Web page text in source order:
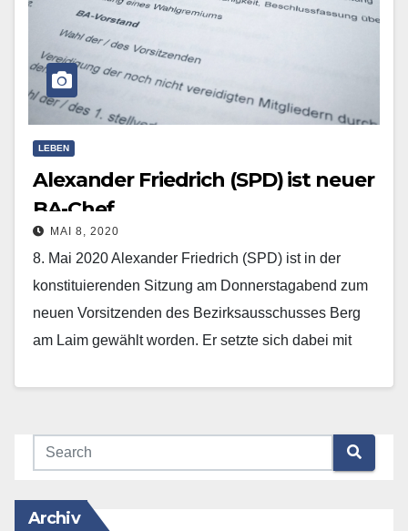
LEBEN
Alexander Friedrich (SPD) ist neuer
BA-Chef
MAI 8, 2020
8. Mai 2020 Alexander Friedrich (SPD) ist in der
konstituierenden Sitzung am Donnerstagabend zum
neuen Vorsitzenden des Bezirksausschusses Berg
am Laim gewählt worden. Er setzte sich dabei mit
Archiv